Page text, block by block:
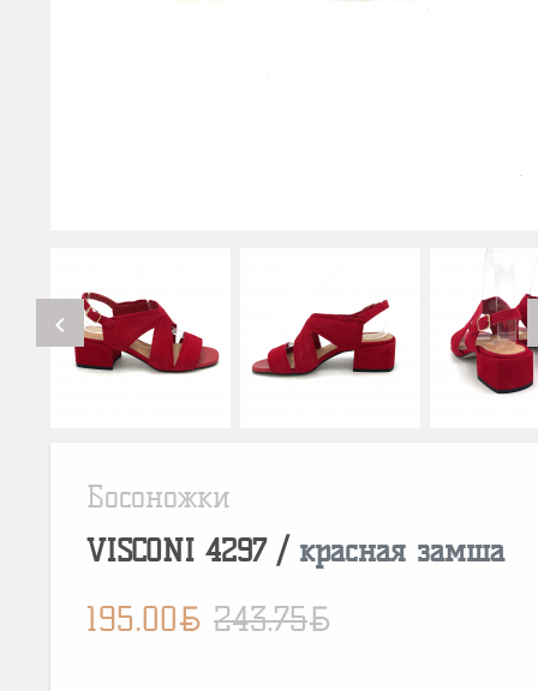
chevron_left
Босоножки
VISCONI 4297/ красная замша
195.00BYN 243.75BYN